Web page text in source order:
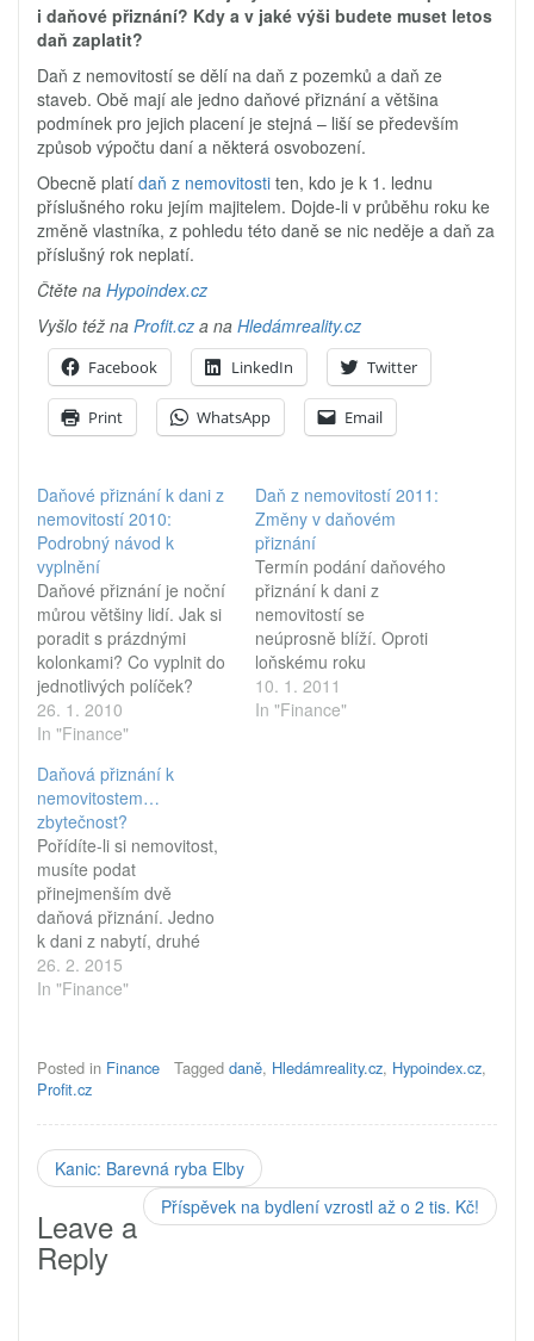
i daňové přiznání? Kdy a v jaké výši budete muset letos
daň zaplatit?
Daň z nemovitostí se dělí na daň z pozemků a daň ze
staveb. Obě mají ale jedno daňové přiznání a většina
podmínek pro jejich placení je stejná – liší se především
způsob výpočtu daní a některá osvobození.
Obecně platí daň z nemovitosti ten, kdo je k 1. lednu
příslušného roku jejím majitelem. Dojde-li v průběhu roku ke
změně vlastníka, z pohledu této daně se nic neděje a daň za
příslušný rok neplatí.
Čtěte na Hypoindex.cz
Vyšlo též na Profit.cz a na Hledámreality.cz
Facebook LinkedIn Twitter
Print WhatsApp Email
Daňové přiznání k dani z
nemovitostí 2010:
Podrobný návod k
vyplnění
Daňové přiznání je noční
můrou většiny lidí. Jak si
poradit s prázdnými
kolonkami? Co vyplnit do
jednotlivých políček?
Přinášíme podrobný
návod na vyplnění
z nemovitostí v roce
2010. Daňové přiznání k
dani z nemovitostí za rok
2010 musí podat jen ten,
kdo v loňském roce v…
26. 1. 2010
In "Finance"
Daň z nemovitostí 2011:
Změny v daňovém
přiznání
Termín podání daňového
přiznání k dani z
nemovitostí se
neúprosně blíží. Oproti
loňskému roku
zaznamenal formulář
daňového přiznání
10. 1. 2011
In "Finance"
Daňová přiznání k
nemovitostem…
zbytečnost?
Pořídíte-li si nemovitost,
musíte podat
přinejmenším dvě
daňová přiznání. Jedno
k dani z nabytí, druhé
k dani z nemovitého
majetku. Obě zatěžují
Daňová přiznání slouží
k vyměření daně.
daňovému poplatníkovi
zákon. V případě daně
z nabytí má daňový
poplatník povinnost podat
daňové přiznání do
konce třetího měsíce
následujícího…
26. 2. 2015
In "Finance"
Posted in Finance Tagged daně, Hledámreality.cz, Hypoindex.cz,
Profit.cz
Kanic: Barevná ryba Elby
Příspěvek na bydlení vzrostl až o 2 tis. Kč!
Leave a
Reply